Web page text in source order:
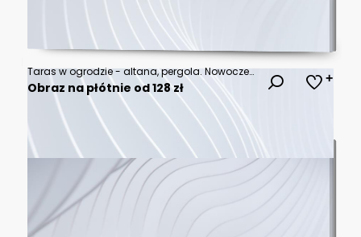
Taras w ogrodzie - altana, pergola. Nowoczesne meble ogrodowe - stolik i stołki wśród natury
Obraz na płótnie od 128 zł